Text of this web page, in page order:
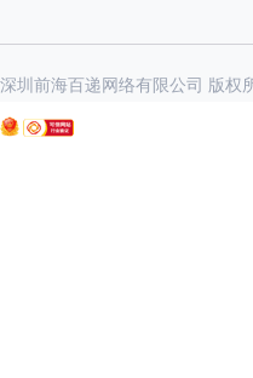
深圳前海百递网络有限公司 版权